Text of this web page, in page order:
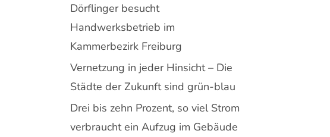
Dörflinger besucht
Handwerksbetrieb im
Kammerbezirk Freiburg
Vernetzung in jeder Hinsicht – Die
Städte der Zukunft sind grün-blau
Drei bis zehn Prozent, so viel Strom
verbraucht ein Aufzug im Gebäude